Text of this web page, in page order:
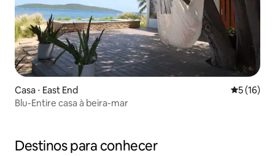
Casa ⋅ East End 5 de uma
5 (16)
Blu-Entire casa à beira-mar
Destinos para conhecer